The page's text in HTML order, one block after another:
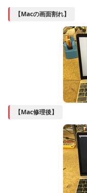
【Macの画面割れ】
【Mac修理後】